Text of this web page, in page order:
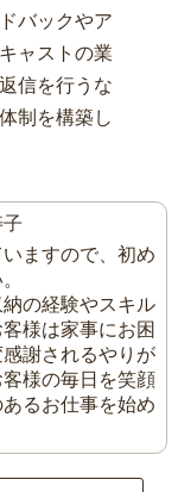
バックやア
ャストの業
信を行うな
制を構築し
ますので、初め
の経験やスキル
様は家事にお困
謝されるやりが
様の毎日を笑顔
るお仕事を始め